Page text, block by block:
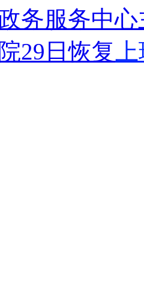
凌主义
面不公正
务服务中
29日恢复